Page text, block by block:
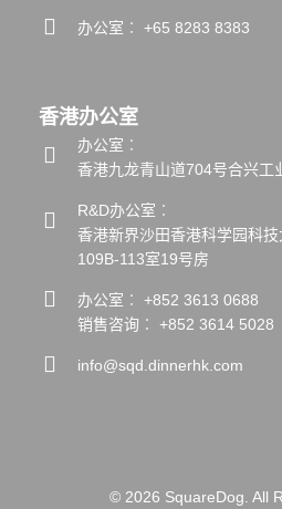
办公室︰ +65 8283 8383
香港办公室
办公室︰
香港九龙青山道704号合兴工
R&D办公室︰
香港新界沙田香港科学园科
109B-113室19号房
办公室︰ +852 3613 0688
销售咨询︰ +852 3614 5028
info@sqd.dinnerhk.com
© 2026 SquareDog. All